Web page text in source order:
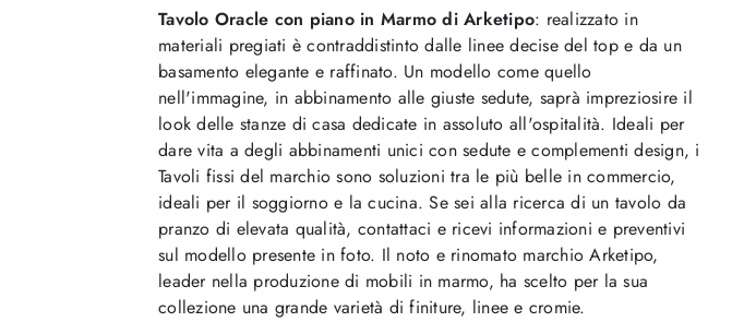
Tavolo Oracle con piano in Marmo di Arketipo: realizzato in
materiali pregiati è contraddistinto dalle linee decise del top e da un
basamento elegante e raffinato. Un modello come quello
nell'immagine, in abbinamento alle giuste sedute, saprà impreziosire il
look delle stanze di casa dedicate in assoluto all'ospitalità. Ideali per
dare vita a degli abbinamenti unici con sedute e complementi design, i
Tavoli fissi del marchio sono soluzioni tra le più belle in commercio,
ideali per il soggiorno e la cucina. Se sei alla ricerca di un tavolo da
pranzo di elevata qualità, contattaci e ricevi informazioni e preventivi
sul modello presente in foto. Il noto e rinomato marchio Arketipo,
leader nella produzione di mobili in marmo, ha scelto per la sua
collezione una grande varietà di finiture, linee e cromie.